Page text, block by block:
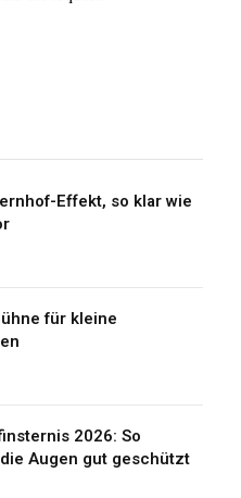
Effekt, so klar wie
für kleine
2026: So
Augen gut geschützt